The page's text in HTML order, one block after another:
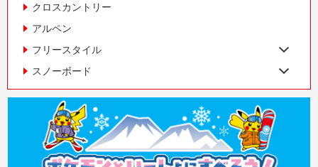
クロスカントリー
アルペン
フリースタイル
スノーボード